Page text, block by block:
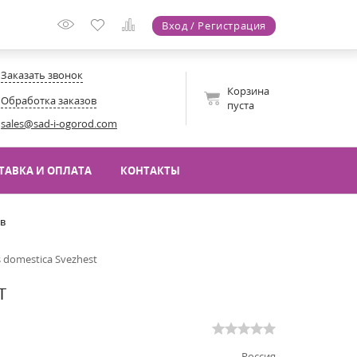
Вход / Регистрация
Заказать звонок
Обработка заказов
sales@sad-i-ogorod.com
Корзина
пуста
И ОПЛАТА КОНТАКТЫ
Svezhest